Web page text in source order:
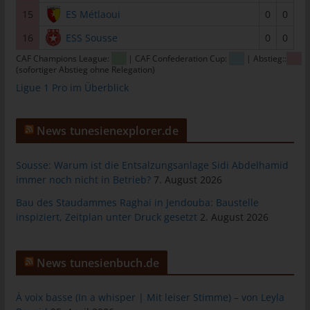
15
ES Métlaoui 0
0
16
ESS Sousse 0 0
CAF Champions League: | CAF Confederation Cup:
| Abstieg::
(sofortiger Abstieg ohne Relegation)
Ligue 1 Pro im Überblick
News tunesienexplorer.de
Sousse: Warum ist die Entsalzungsanlage Sidi Abdelhamid
immer noch nicht in Betrieb? 7. August 2026
Bau des Staudammes Raghai in Jendouba: Baustelle
inspiziert, Zeitplan unter Druck gesetzt 2. August 2026
News tunesienbuch.de
À voix basse (In a whisper | Mit leiser Stimme) – von Leyla
Gesamtheit der Mitarbeiter des für die Verarbeitung
Verantwortlichen stehen der betroffenen Person in diesem
Zusammenhang als Ansprechpartner zur Verfügung.
Kontaktmöglichkeit über die Internetseite
Angaben, die eine schnelle elektronische Kontaktaufnahme zu
unserem Unternehmen sowie eine unmittelbare Kommunikation
sogenannten elektronischen Post (E-Mail-Adresse) umfasst.
Sofern eine betroffene Person per E-Mail oder über ein
Verantwortlichen aufnimmt, werden die von der betroffenen
Person übermittelten personenbezogenen Daten automatisch
Person an den für die Verarbeitung Verantwortlichen
übermittelten personenbezogenen Daten werden für Zwecke
Person gespeichert. Es erfolgt keine Weitergabe dieser